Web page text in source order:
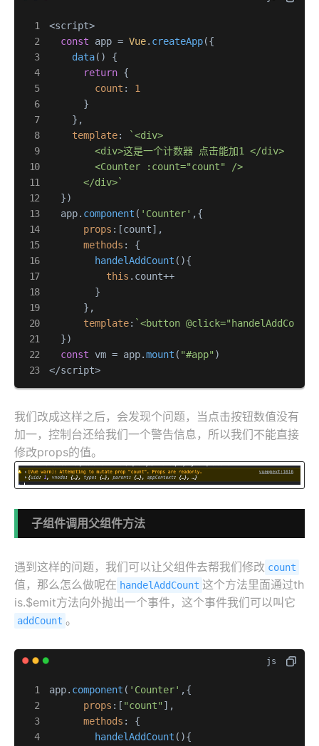
<script>
const app = Vue. createApp({
data( ) {
return {
count : 1
      }
    },
template:
`<div>
        <div>这是一个计数器 点击能加1 </div>
        <Counter :count="count" />
      </div>`
  })
  app.
component ( 'Counter' ,{
props :[count],
methods : {
handelAddCount ( ){
this . count++
        }
      },
template: `<button
  })
const vm = app.mount ( "#app" )
</script>
我们改成这样之后，会发现个问题，当点击按钮数值没有
加一，控制台还给我们一个警告信息，所以我们不能直接
修改props的值。
子组件调用父组件方法
遇到这样的问题，我们可以让父组件去帮我们修改 count
值，那么怎么做呢在 handelAddCount 这个方法里面通过th
is.$emit方法向外抛出一个事件，这个事件我们可以叫它
addCount 。
app. component ( 'Counter' ,{
props :[ "count" ],
methods : {
handelAddCount ( ){